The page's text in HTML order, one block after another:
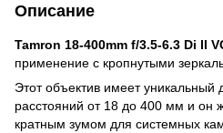
Описание
Tamron 18-400mm f/3.5-6.3 Di II
применение с кропнутыми
Этот объектив имеет уникальный
расстояний от 18 до 400 мм и
кратным зумом для системных